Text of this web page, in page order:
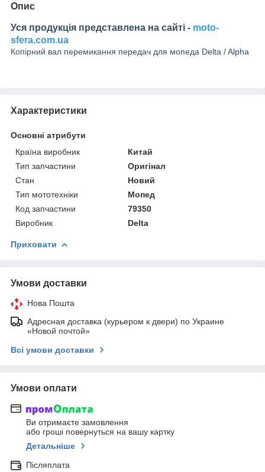
Опис
Уся продукція представлена на сайті - moto-
sfera.com.ua
Копірний вал перемикання передач для мопеда Delta / Alpha
Характеристики
Основні атрибути
Країна виробник
Китай
Тип запчастини
Оригінал
Стан
Новий
Тип мототехніки
Мопед
Код запчастини
79350
Виробник
Delta
Приховати
Умови доставки
Нова Пошта
Адресная доставка (курьером к двери) по Украине
«Новой почтой»
Всі умови доставки
Умови оплати
Ви отримаєте замовлення
або гроші повернуться на вашу картку
Детальніше
Післяплата